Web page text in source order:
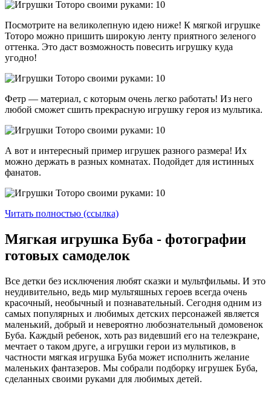
Посмотрите на великолепную идею ниже! К мягкой игрушке
Тоторо можно пришить широкую ленту приятного зеленого
оттенка. Это даст возможность повесить игрушку куда
угодно!
Фетр — материал, с которым очень легко работать! Из него
любой сможет сшить прекрасную игрушку героя из мультика.
А вот и интересный пример игрушек разного размера! Их
можно держать в разных комнатах. Подойдет для истинных
фанатов.
Читать полностью (ссылка)
Мягкая игрушка Буба - фотографии
готовых самоделок
Все детки без исключения любят сказки и мультфильмы. И это
неудивительно, ведь мир мультяшных героев всегда очень
красочный, необычный и познавательный. Сегодня одним из
самых популярных и любимых детских персонажей является
маленький, добрый и невероятно любознательный домовенок
Буба. Каждый ребенок, хоть раз видевший его на телеэкране,
мечтает о таком друге, а игрушки герои из мультиков, в
частности мягкая игрушка Буба может исполнить желание
маленьких фантазеров. Мы собрали подборку игрушек Буба,
сделанных своими руками для любимых детей.